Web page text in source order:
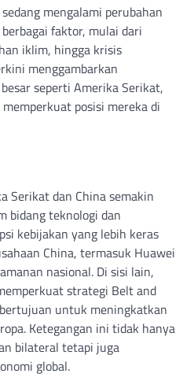
mengalami perubahan
faktor, mulai dari
iklim, hingga krisis
menggambarkan
seperti Amerika Serikat,
posisi mereka di
Serikat dan China semakin
bidang teknologi dan
kebijakan yang lebih keras
China, termasuk Huawei
nasional. Di sisi lain,
strategi Belt and
untuk meningkatkan
Ketegangan ini tidak hanya
bilateral tetapi juga
global.